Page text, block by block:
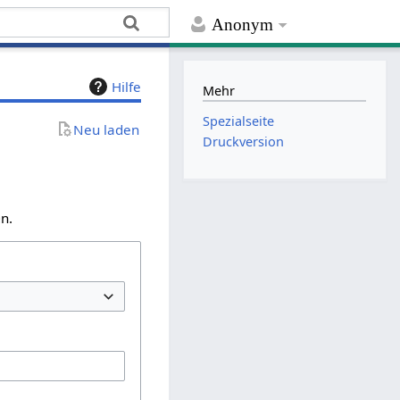
Anonym
Hilfe
Neu laden
Mehr
Spezialseite
Druckversion